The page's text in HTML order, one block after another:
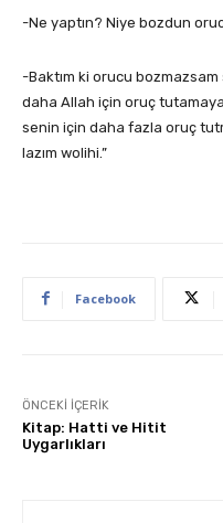
-Ne yaptın? Niye bozdun
-Baktım ki orucu
daha Allah için oruç
senin için daha fazla oruç
lazım wolihi.”
Facebook
ÖNCEKI İÇERIK
Kitap: Hatti ve Hitit
Uygarlıkları